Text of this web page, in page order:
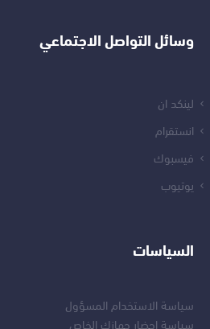
وسائل التواصل الاجتماعي
لينكد ان
انستقرام
فيسبوك
يوتيوب
السياسات
سياسة الاستخدام المسؤول
سياسة إحضار جهازك الخاص